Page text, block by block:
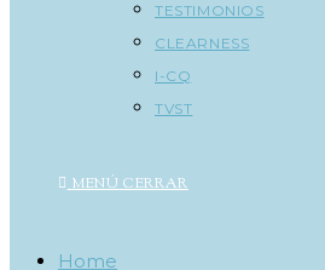
TESTIMONIOS
CLEARNESS
I-CQ
TVST
MENÚ CERRAR
Home